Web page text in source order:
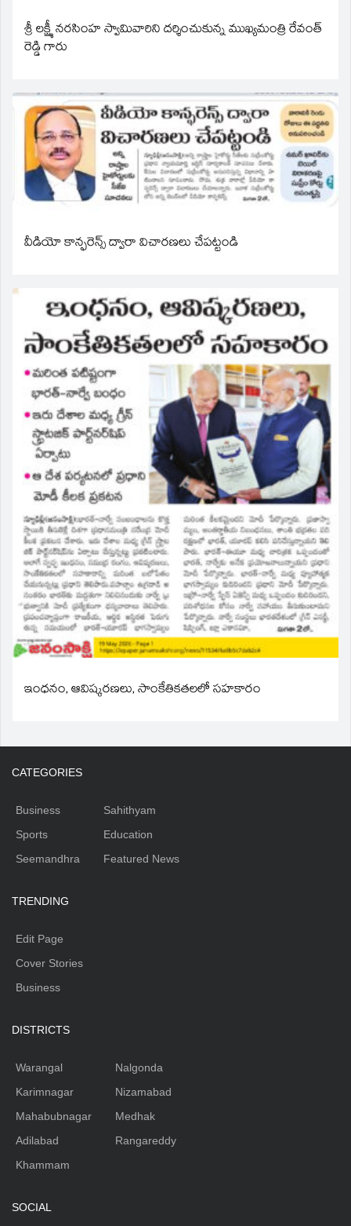
శ్రీ లక్ష్మీ నరసింహ స్వామివారిని దర్శించుకున్న ముఖ్యమంత్రి రేవంత్
రెడ్డి గారు
వీడియో కాన్ఫరెన్స్ ద్వారా విచారణలు చేపట్టండి
ఇంధనం, ఆవిష్కరణలు, సాంకేతికతలలో సహకారం
CATEGORIES
Business
Sports
Seemandhra
Sahithyam
Education
Featured News
TRENDING
Edit Page
Cover Stories
Business
DISTRICTS
Warangal
Karimnagar
Mahabubnagar
Adilabad
Khammam
Nalgonda
Nizamabad
Medhak
Rangareddy
SOCIAL